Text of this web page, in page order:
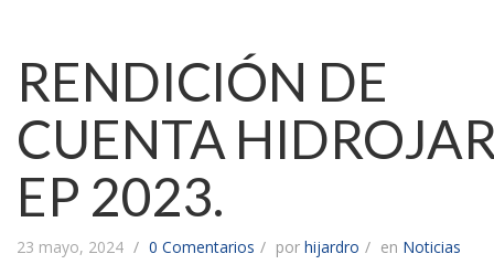
RENDICIÓN DE
CUENTA
EP 2023.
23 mayo, 2024 0 Comentarios por hijardro en Noticias